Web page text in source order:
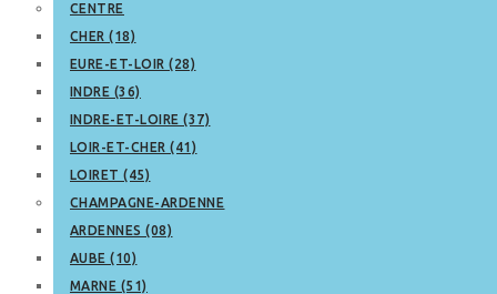
CENTRE
CHER (18)
EURE-ET-LOIR (28)
INDRE (36)
INDRE-ET-LOIRE (37)
LOIR-ET-CHER (41)
LOIRET (45)
CHAMPAGNE-ARDENNE
ARDENNES (08)
AUBE (10)
MARNE (51)